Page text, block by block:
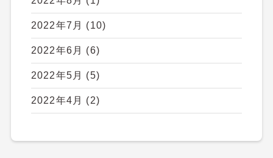
2022年7月 (10)
2022年6月 (6)
2022年5月 (5)
2022年4月 (2)